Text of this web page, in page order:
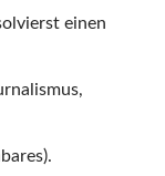
einen